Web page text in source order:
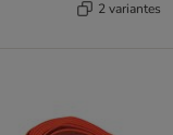
2 variantes